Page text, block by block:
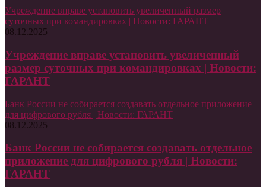
Учреждение вправе установить увеличенный размер
суточных при командировках | Новости: ГАРАНТ
08.12.2025
Учреждение вправе установить увеличенный
размер суточных при командировках | Новости:
ГАРАНТ
Банк России не собирается создавать отдельное приложение
для цифрового рубля | Новости: ГАРАНТ
08.12.2025
Банк России не собирается создавать отдельное
приложение для цифрового рубля | Новости:
ГАРАНТ